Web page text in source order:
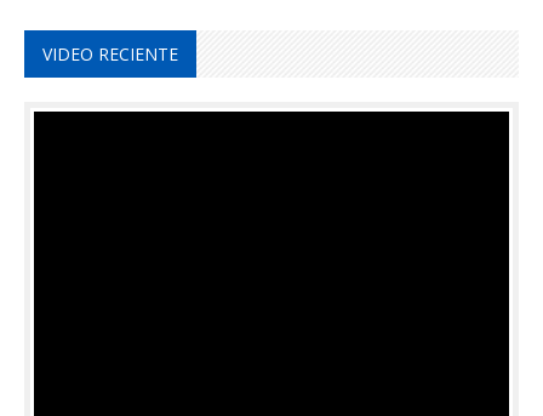
VIDEO RECIENTE